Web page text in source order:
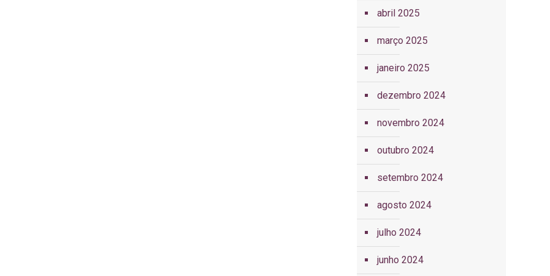
abril 2025
março 2025
janeiro 2025
dezembro 2024
novembro 2024
outubro 2024
setembro 2024
agosto 2024
julho 2024
junho 2024